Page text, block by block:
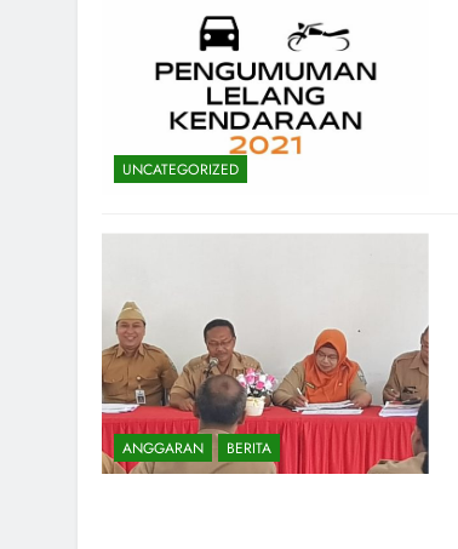
UNCATEGORIZED
ANGGARAN BERITA